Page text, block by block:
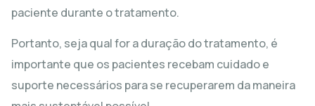
paciente durante o tratamento.
Portanto, seja qual for a duração do tratamento, é
importante que os pacientes recebam cuidado e
suporte necessários para se recuperarem da maneira